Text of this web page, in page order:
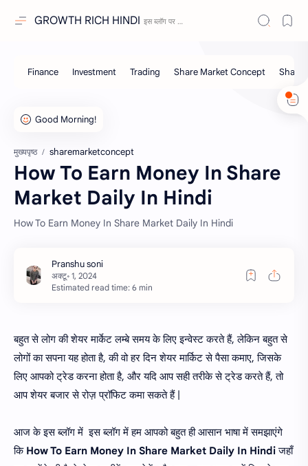
GROWTH RICH HINDI
मुख्यपृष्ठ sharemarketconcept
How To Earn Money In Share
Market Daily In Hindi
How To Earn Money In Share Market Daily In Hindi
Estimated read time: 6 min
बहुत से लोग की शेयर मार्केट लम्बे समय के लिए इन्वेस्ट करते हैं, लेकिन बहुत से
लोगों का सपना यह होता है, की वो हर दिन शेयर मार्किट से पैसा कमाए, जिसके
लिए आपको ट्रेड करना होता है, और यदि आप सही तरीके से ट्रेड करते हैं, तो
आप शेयर बजार से रोज़ प्रॉफिट कमा सकते हैं |
आज के इस ब्लॉग में इस ब्लॉग में हम आपको बहुत ही आसान भाषा में समझाएंगे
कि How To Earn Money In Share Market Daily In Hindiजहाँ